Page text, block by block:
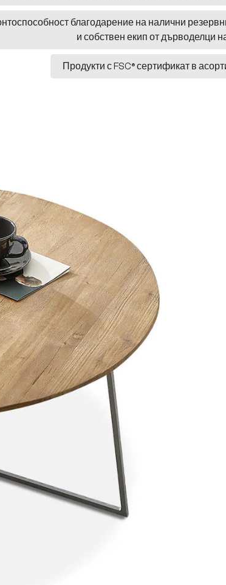
благодарение на налични
и собствен екип от дърводелци
Продукти с FSC® сертификат в